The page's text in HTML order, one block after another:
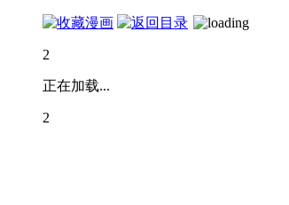
2
正在加载...
2